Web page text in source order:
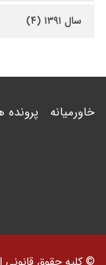
سال ۱۳۹۱ (۴)
خاورمیانه